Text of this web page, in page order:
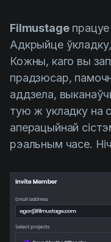
Filmustage
Адкрыйце
Кожны, каго вы
прадзюсар,
аддзела,
тую ж укладку на
аперацыйнай
рэальным часе.